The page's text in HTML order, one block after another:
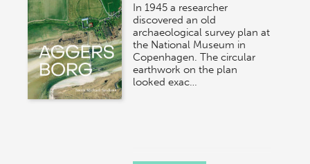
In 1945 a researcher
discovered an old
archaeological survey plan at
the National Museum in
Copenhagen. The circular
earthwork on the plan
looked exac…